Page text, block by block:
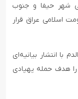
شهر حیفا و جنوب
اسلامی عراق قرار
الدم با انتشار بیانیه‌ای
هدف حمله پهپادی